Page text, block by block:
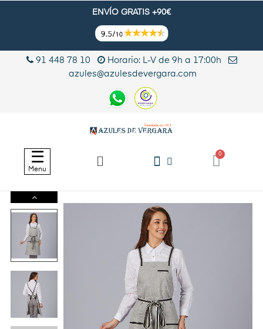
ENVÍO GRATIS +90€
91 448 78 10
Horario: L-V de 9h a 17:00h
azules@azulesdevergara.com
Navegación
de
palanca
☰
Menu